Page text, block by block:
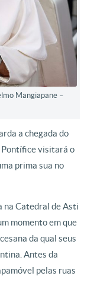
Mangiapane –
a chegada do
Pontífice visitará o
prima sua no
na Catedral de Asti
momento em que
da qual seus
Antes da
pelas ruas